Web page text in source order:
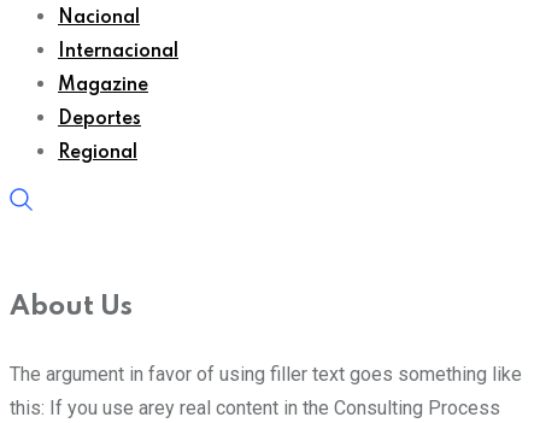
Nacional
Internacional
Magazine
Deportes
Regional
About Us
The argument in favor of using filler text goes something like
this: If you use arey real content in the Consulting Process